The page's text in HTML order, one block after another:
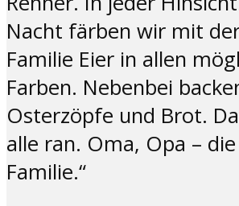
Nacht färben wir mit
Familie Eier in allen
Farben. Nebenbei
Osterzöpfe und Brot.
alle ran. Oma, Opa –
Familie.“